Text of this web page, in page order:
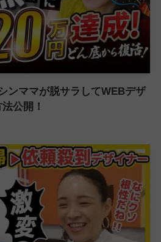
ンママが脱サラしてWEBデザ
公開！